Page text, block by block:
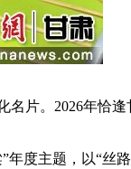
片。2026年恰逢
度主题，以“丝